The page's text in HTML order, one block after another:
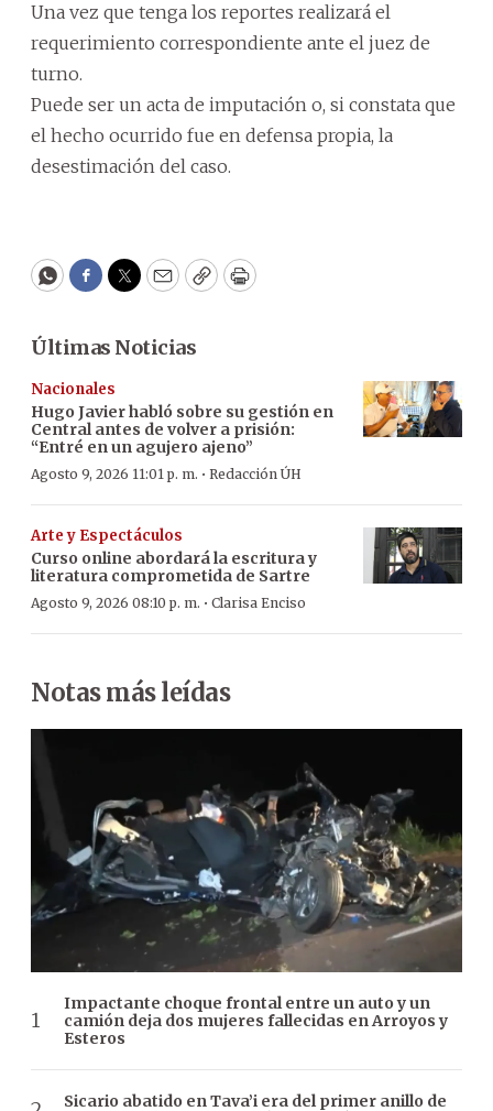
Una vez que tenga los reportes realizará el
requerimiento correspondiente ante el juez de
turno.
Puede ser un acta de imputación o, si constata que
el hecho ocurrido fue en defensa propia, la
desestimación del caso.
WhatsApp
Facebook
Twitter
EmailCopyPrint
Últimas Noticias
Nacionales
Hugo Javier habló sobre su gestión en
Central antes de volver a prisión:
“Entré en un agujero ajeno”
Agosto 9, 2026 11:01 p. m. · Redacción ÚH
Arte y Espectáculos
Curso online abordará la escritura y
literatura comprometida de Sartre
Agosto 9, 2026 08:10 p. m. · Clarisa Enciso
Notas más leídas
Impactante choque frontal entre un auto y un
camión deja dos mujeres fallecidas en Arroyos y
Esteros
Sicario abatido en Tava’i era del primer anillo de